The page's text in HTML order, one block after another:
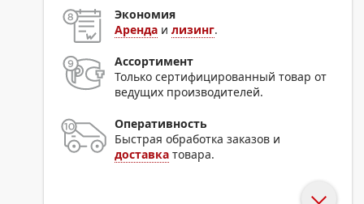
Экономия
Аренда илизинг.
Ассортимент
Только сертифицированный товар от
ведущих производителей.
Оперативность
Быстрая обработка заказов и
доставка товара.